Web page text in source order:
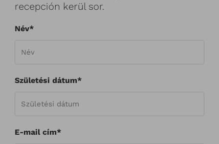
recepción kerül sor.
Név*
Születési dátum*
E-mail cím*